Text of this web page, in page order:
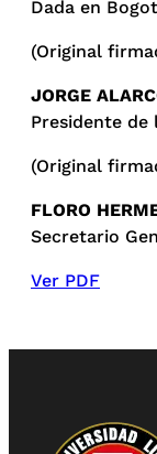
Dada en
(Original
JORGE
Presidente de
(Original
FLORO
Secretario
Ver PDF